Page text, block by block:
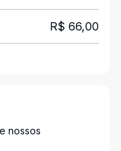
R$ 66,00
nossos